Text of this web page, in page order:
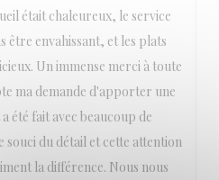
était chaleureux, le service
envahissant, et les plats
Un immense merci à toute
ma demande d'apporter une
été fait avec beaucoup de
souci du détail et cette attention
la différence. Nous nous